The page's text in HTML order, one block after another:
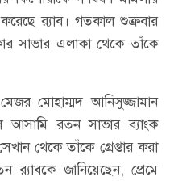
র‍্যাব। গতকাল শুক্রবার
সাভার এলাকা থেকে তাঁকে
মোহাম্মদ আনিসুজ্জামান
আসামি রতন সাভার ব্যাংক
থেকে তাঁকে গ্রেপ্তার করা
র‍্যাবকে জানিয়েছেন, প্রেমে